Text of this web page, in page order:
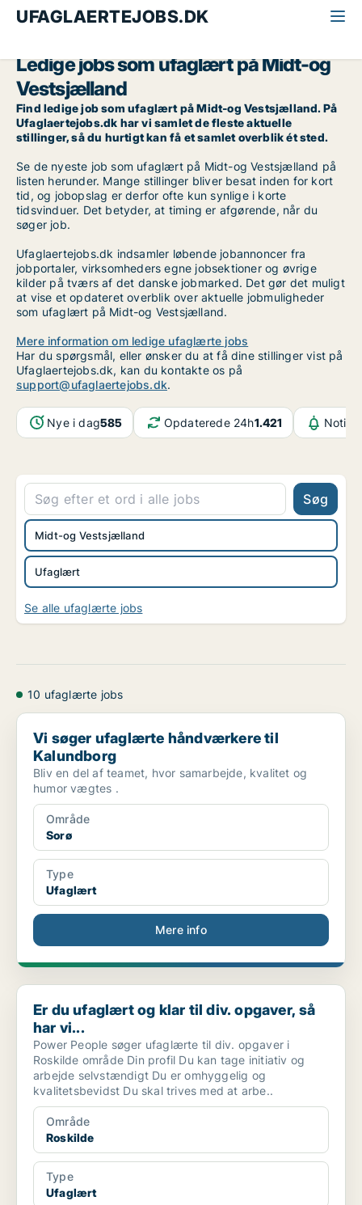
UFAGLAERTEJOBS.DK
Ledige jobs som ufaglært på Midt-og
Vestsjælland
Find ledige job som ufaglært på Midt-og Vestsjælland. På
Ufaglaertejobs.dk har vi samlet de fleste aktuelle
stillinger, så du hurtigt kan få et samlet overblik ét sted.
Se de nyeste job som ufaglært på Midt-og Vestsjælland på
listen herunder. Mange stillinger bliver besat inden for kort
tid, og jobopslag er derfor ofte kun synlige i korte
tidsvinduer. Det betyder, at timing er afgørende, når du
søger job.
Ufaglaertejobs.dk indsamler løbende jobannoncer fra
jobportaler, virksomheders egne jobsektioner og øvrige
kilder på tværs af det danske jobmarked. Det gør det muligt
at vise et opdateret overblik over aktuelle jobmuligheder
som ufaglært på Midt-og Vestsjælland.
Mere information om ledige ufaglærte jobs
Har du spørgsmål, eller ønsker du at få dine stillinger vist på
Ufaglaertejobs.dk, kan du kontakte os på
support@ufaglaertejobs.dk.
Nye i dag585 Opdaterede 24h1.421
Søg
Ufaglært
Midt-og Vestsjælland
Se alle ufaglærte jobs
10 ufaglærte jobs
Vi søger ufaglærte håndværkere til Kalundborg
Vi søger ufaglærte håndværkere til
Kalundborg
Bliv en del af teamet, hvor samarbejde, kvalitet og
humor vægtes .
Område
Sorø
Type
Ufaglært
Mere info
Er du ufaglært og klar til div. opgaver, så har vi...
Er du ufaglært og klar til div. opgaver, så
har vi...
Power People søger ufaglærte til div. opgaver i
Roskilde område Din profil Du kan tage initiativ og
arbejde selvstændigt Du er omhyggelig og
kvalitetsbevidst Du skal trives med at arbe..
Område
Roskilde
Type
Ufaglært